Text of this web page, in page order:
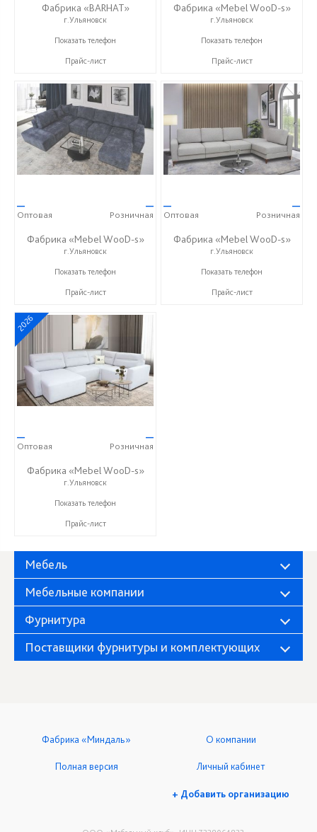
Фабрика «BARHAT»
г.Ульяновск
+7 (996) 219-29-77
Показать телефон
Прайс-лист
Фабрика «Mebel WooD-s»
г.Ульяновск
+7 (906) 140-08-08
Показать телефон
Прайс-лист
—
Оптовая
—
Розничная
Фабрика «Mebel WooD-s»
г.Ульяновск
+7 (906) 140-08-08
Показать телефон
Прайс-лист
—
Оптовая
—
Розничная
Фабрика «Mebel WooD-s»
г.Ульяновск
+7 (906) 140-08-08
Показать телефон
Прайс-лист
2026
—
Оптовая
—
Розничная
Фабрика «Mebel WooD-s»
г.Ульяновск
+7 (906) 140-08-08
Показать телефон
Прайс-лист
Мебель
Мебельные компании
Фурнитура
Поставщики фурнитуры и комплектующих
Фабрика «Миндаль» О компании
Полная версия Личный кабинет
+ Добавить организацию